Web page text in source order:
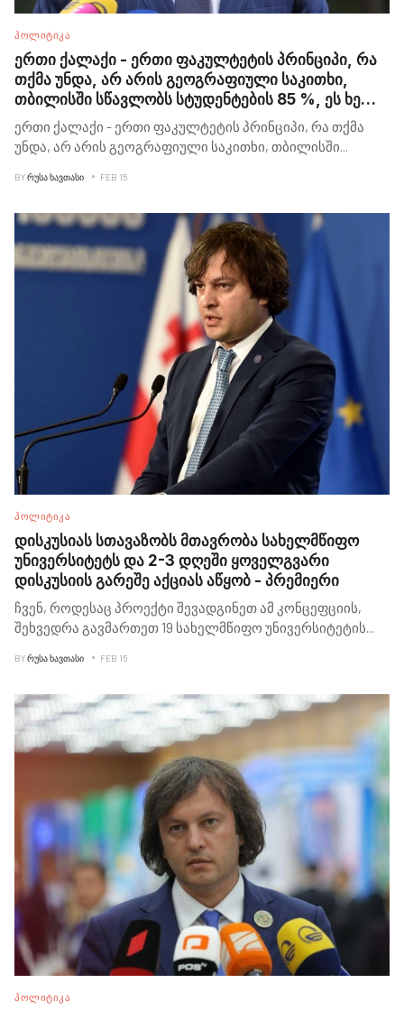
ᲞᲝᲚᲘᲢᲘᲙᲐ
ერთი ქალაქი - ერთი ფაკულტეტის პრინციპი, რა
თქმა უნდა, არ არის გეოგრაფიული საკითხი,
თბილისში სწავლობს სტუდენტების 85 %, ეს ხელს
უშლის ჩვენი რეგიონების თანაბარ სოციალურ-
ეკონომიკურ განვითარებას - ირაკლი კობახიძე
ერთი ქალაქი - ერთი ფაკულტეტის პრინციპი, რა თქმა
უნდა, არ არის გეოგრაფიული საკითხი, თბილისში...
BYᲠᲣᲡᲐ ᲮᲐᲕᲗᲐᲡᲘ FEB 15
ᲞᲝᲚᲘᲢᲘᲙᲐ
დისკუსიას სთავაზობს მთავრობა სახელმწიფო
უნივერსიტეტს და 2-3 დღეში ყოველგვარი
დისკუსიის გარეშე აქციას აწყობ - პრემიერი
ჩვენ, როდესაც პროექტი შევადგინეთ ამ კონცეფციის,
შეხვედრა გავმართეთ 19 სახელმწიფო უნივერსიტეტის...
BYᲠᲣᲡᲐ ᲮᲐᲕᲗᲐᲡᲘ FEB 15
ᲞᲝᲚᲘᲢᲘᲙᲐ